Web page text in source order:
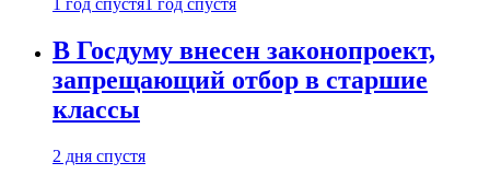
1 год спустя 1 год спустя
В Госдуму внесен законопроект,
запрещающий отбор в старшие
классы
2 дня спустя